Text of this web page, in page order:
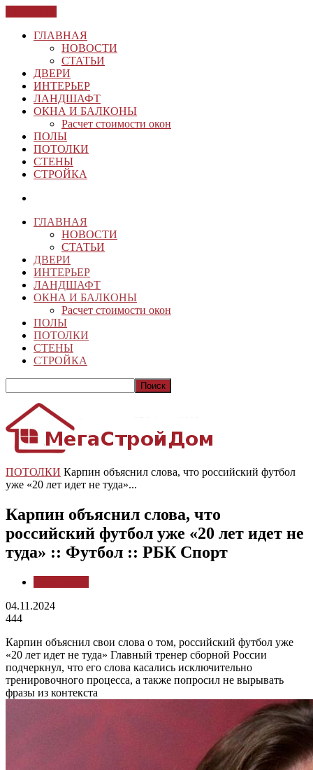
ГЛАВНАЯ
НОВОСТИ
СТАТЬИ
ДВЕРИ
ИНТЕРЬЕР
ЛАНДШАФТ
ОКНА И БАЛКОНЫ
Расчет стоимости окон
ПОЛЫ
ПОТОЛКИ
СТЕНЫ
СТРОЙКА
ГЛАВНАЯ
НОВОСТИ
СТАТЬИ
ДВЕРИ
ИНТЕРЬЕР
ЛАНДШАФТ
ОКНА И БАЛКОНЫ
Расчет стоимости окон
ПОЛЫ
ПОТОЛКИ
СТЕНЫ
СТРОЙКА
ПОТОЛКИ Карпин объяснил слова, что российский футбол
уже «20 лет идет не туда»...
Карпин объяснил слова, что
российский футбол уже «20 лет идет не
туда» :: Футбол :: РБК Спорт
04.11.2024
444
Карпин объяснил свои слова о том, российский футбол уже
«20 лет идет не туда» Главный тренер сборной России
подчеркнул, что его слова касались исключительно
тренировочного процесса, а также попросил не вырывать
фразы из контекста